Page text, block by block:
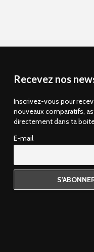
Recevez nos
Inscrivez-vous pour
nouveaux comparatifs,
directement dans ta
E-mail